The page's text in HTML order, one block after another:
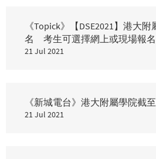
《Topick》【DSE2021】港大
名 考生可選擇網上或現場報名
21 Jul 2021
《新城電台》港大附屬學院截
21 Jul 2021